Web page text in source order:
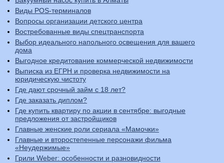
Виды POS-терминалов
Вопросы организации детского центра
Востребованные виды спецтранспорта
Выбор идеального напольного освещения для вашего
дома
Выгодное кредитование коммерческой недвижимости
Выписка из ЕГРН и проверка недвижимости на
юридическую чистоту
Где дают срочный займ с 18 лет?
Где заказать диплом?
Где купить квартиру по акции в сентябре: выгодные
предложения от застройщиков
Главные женские роли сериала «Мамочки»
Главные и второстепенные персонажи фильма
«Неудержимые»
Грили Weber: особенности и разновидности